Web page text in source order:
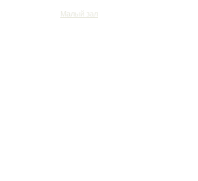
Малый зал